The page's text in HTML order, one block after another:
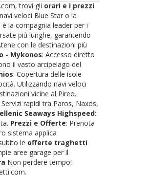
trovi gli orari e i prezzi
veloci Blue Star o la
è la compagnia leader per i
più lunghe, garantendo
con le destinazioni più
- Mykonos: Accesso diretto
il vasto arcipelago del
: Copertura delle isole
Utilizzando navi veloci
vicine al Pireo.
Servizi rapidi tra Paros, Naxos,
Seaways Highspeed:
Prezzi e Offerte: Prenota
sistema applica
le offerte traghetti
aree garage per il
Non perdere tempo!